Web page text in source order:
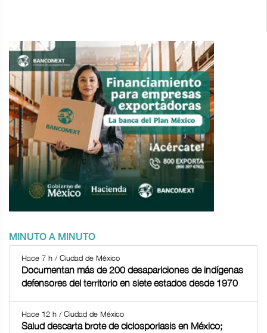
MINUTO A MINUTO
Hace 7 h / Ciudad de México
Documentan más de 200 desapariciones de indígenas
defensores del territorio en siete estados desde 1970
Hace 12 h / Ciudad de México
Salud descarta brote de ciclosporiasis en México;